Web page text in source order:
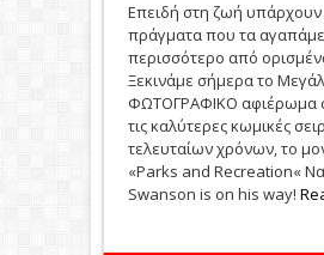
Eπειδή στη ζωή
πράγματα που τα αγαπάμε
περισσότερο από
Ξεκινάμε σήμερα το
ΦΩΤΟΓΡΑΦΙΚΟ αφιέρωμα
τις καλύτερες κωμικές
τελευταίων χρόνων, το
«Parks and Recreation«
Swanson is on his way!